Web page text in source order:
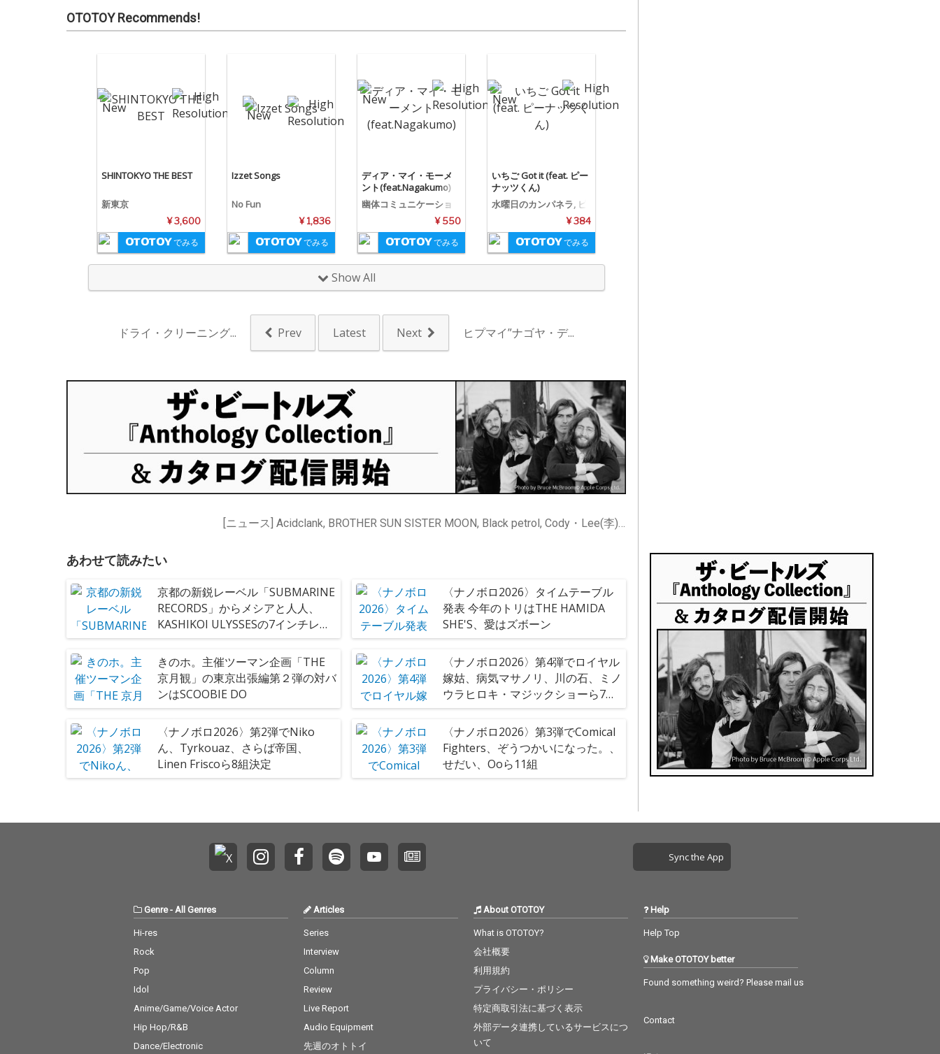
OTOTOY Recommends!
SHINTOKYO THE BEST
新東京
¥ 3,600
でみる
Izzet Songs
No Fun
¥ 1,836
でみる
ディア・マイ・モーメ
ント(feat.Nagakumo)
幽体コミュニケーショ
¥ 550
でみる
いちご Got it (feat. ピー
ナッツくん)
水曜日のカンパネラ, ピ
¥ 384
でみる
Show All
ドライ・クリーニング... Prev Latest Next ヒプマイ”ナゴヤ・デ...
[ニュース] Acidclank, BROTHER SUN SISTER MOON, Black petrol, Cody・Lee(李), DENIMS, FLUID, HYPER GAL, Luby Sparks, No Fun, Pee.J Anderson, SEVENTEEN AGAiN, TOKIMEKI☆JAMBOJAMBO, ULTRA CUB, UlulU, WANG GUNG BAND, the McFaddin, the engy, きのホ。, くぴぽ, ザストロングパンタロンX, フリージアン, メシアと人人, ヤユヨ, 児玉真吏奈, 宇佐蔵べに, 幽体コミュニケーションズ, 愛はズボーン, 新東京, 東京初期衝動, 水曜日のカンパネラ, 猫戦, 赤犬, 遊佐春菜, （夜と）SAMPO
あわせて読みたい
京都の新鋭レーベル「SUBMARINE
RECORDS」からメシアと人人、
KASHIKOI ULYSSESの7インチレコ
ード同時発売
〈ナノボロ2026〉タイムテーブル
発表 今年のトリはTHE HAMIDA
SHE'S、愛はズボーン
きのホ。主催ツーマン企画「THE
京月観」の東京出張編第２弾の対バ
ンはSCOOBIE DO
〈ナノボロ2026〉第4弾でロイヤル
嫁姑、病気マサノリ、川の石、ミノ
ウラヒロキ・マジックショーら7組
決定 トークイベントも開催
〈ナノボロ2026〉第2弾でNiko
ん、Tyrkouaz、さらば帝国、
Linen Friscoら8組決定
〈ナノボロ2026〉第3弾でComical
Fighters、ぞうつかいになった。、
せだい、Ooら11組
Sync the App
Genre- All Genres
Hi-res
Rock
Pop
Idol
Anime/Game/Voice Actor
Hip Hop/R&B
Dance/Electronic
Articles
Series
Interview
Column
Review
Live Report
Audio Equipment
先週のオトトイ
About OTOTOY
What is OTOTOY?
会社概要
利用規約
プライバシー・ポリシー
特定商取引法に基づく表示
外部データ連携しているサービスにつ
いて
Help
Help Top
Make OTOTOY better
Found something weird? Please mail us
Contact